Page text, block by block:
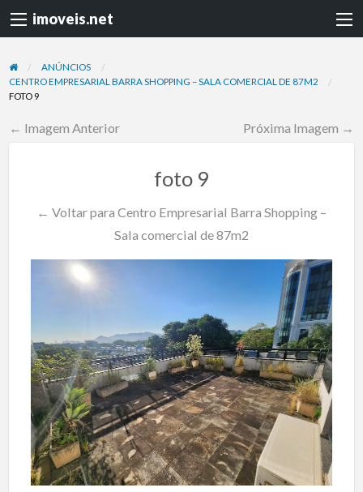
imoveis.net
ANÚNCIOS
CENTRO EMPRESARIAL BARRA SHOPPING – SALA COMERCIAL DE 87M2
FOTO 9
← Imagem Anterior Próxima Imagem →
foto 9
← Voltar para Centro Empresarial Barra Shopping –
Sala comercial de 87m2